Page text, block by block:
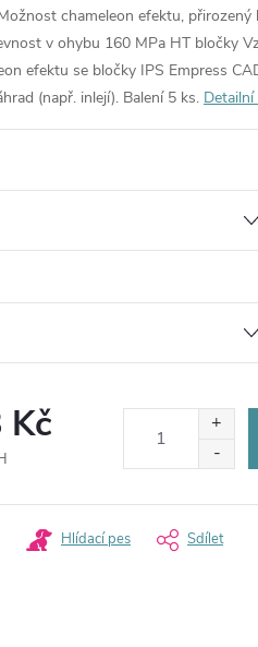
chameleon efektu,
v ohybu 160 MPa HT bločky
efektu se bločky IPS Empress
(např. inlejí). Balení 5 ks.
Kč
Hlídací pes Sdílet